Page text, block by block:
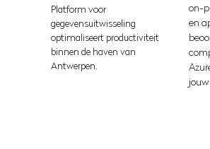
Platform voor
gegevensuitwisseling
optimaliseert productiviteit
binnen de haven van
Antwerpen.
on-
en